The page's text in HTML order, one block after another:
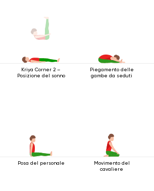
Kriya Corner 2 –
Posizione del sonno
Piegamento delle
gambe da seduti
Posa del personale
Movimento del
cavaliere